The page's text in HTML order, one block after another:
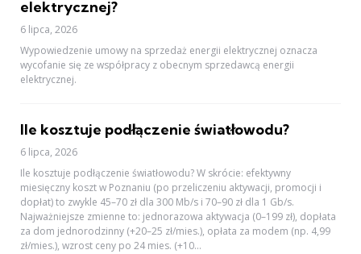
elektrycznej?
6 lipca, 2026
Wypowiedzenie umowy na sprzedaż energii elektrycznej oznacza
wycofanie się ze współpracy z obecnym sprzedawcą energii
elektrycznej.
Ile kosztuje podłączenie światłowodu?
6 lipca, 2026
Ile kosztuje podłączenie światłowodu? W skrócie: efektywny
miesięczny koszt w Poznaniu (po przeliczeniu aktywacji, promocji i
dopłat) to zwykle 45–70 zł dla 300 Mb/s i 70–90 zł dla 1 Gb/s.
Najważniejsze zmienne to: jednorazowa aktywacja (0–199 zł), dopłata
za dom jednorodzinny (+20–25 zł/mies.), opłata za modem (np. 4,99
zł/mies.), wzrost ceny po 24 mies. (+10...